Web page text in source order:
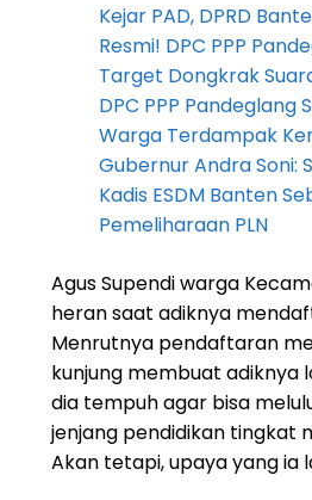
Kejar PAD, DPRD
Resmi! DPC PPP
Target Dongkrak
DPC PPP Pandeglang
Warga Terdampak
Gubernur Andra Soni:
Kadis ESDM Banten
Pemeliharaan PLN
Agus Supendi warga
heran saat adiknya
Menrutnya pendaftaran
kunjung membuat adiknya
dia tempuh agar bisa
jenjang pendidikan tingkat
Akan tetapi, upaya yang ia